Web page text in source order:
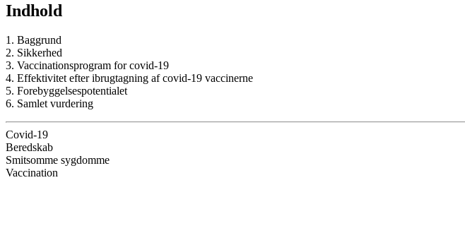
Indhold
1. Baggrund
2. Sikkerhed
3. Vaccinationsprogram for covid-19
4. Effektivitet efter ibrugtagning af covid-19 vaccinerne
5. Forebyggelsespotentialet
6. Samlet vurdering
Covid-19
Beredskab
Smitsomme sygdomme
Vaccination